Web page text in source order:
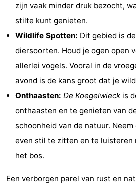
West
Tjermelân
Bed
breakfasts)
Hotels
Vakantiehuizen
-
Riesen
Elements
zijn vaak minder druk bezocht,
stilte kunt genieten.
Wildlife Spotten: Dit gebied is
diersoorten. Houd je ogen open
allerlei vogels. Vooral in de
avond is de kans groot dat je
Onthaasten: De Koegelwieck is
onthaasten en te genieten van
schoonheid van de natuur.
even stil te zitten en te luisteren
het bos.
Een verborgen parel van rust en